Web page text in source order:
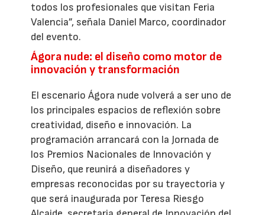
todos los profesionales que visitan Feria
Valencia”, señala Daniel Marco, coordinador
del evento.
Ágora nude: el diseño como motor de
innovación y transformación
El escenario Ágora nude volverá a ser uno de
los principales espacios de reflexión sobre
creatividad, diseño e innovación. La
programación arrancará con la Jornada de
los Premios Nacionales de Innovación y
Diseño, que reunirá a diseñadores y
empresas reconocidas por su trayectoria y
que será inaugurada por Teresa Riesgo